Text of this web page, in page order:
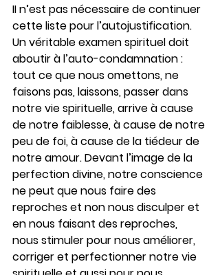
II n’est pas nécessaire de continuer
cette liste pour l’autojustification.
Un véritable examen spirituel doit
aboutir à l’auto-condamnation :
tout ce que nous omettons, ne
faisons pas, laissons, passer dans
notre vie spirituelle, arrive à cause
de notre faiblesse, à cause de notre
peu de foi, à cause de la tiédeur de
notre amour. Devant l’image de la
perfection divine, notre conscience
ne peut que nous faire des
reproches et non nous disculper et
en nous faisant des reproches,
nous stimuler pour nous améliorer,
corriger et perfectionner notre vie